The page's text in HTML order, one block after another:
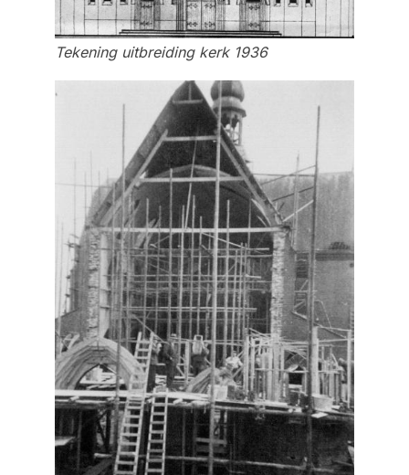
Tekening uitbreiding kerk 1936